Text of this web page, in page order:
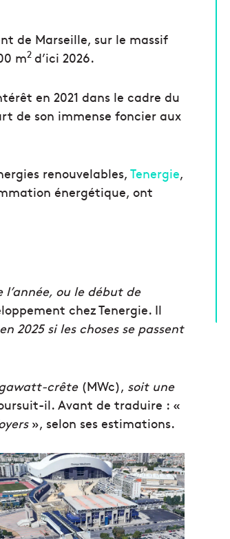
de Marseille, sur le massif
m2 d’ici 2026.
en 2021 dans le cadre du
de son immense foncier aux
renouvelables, Tenergie,
énergétique, ont
ou le début de
chez Tenergie. Il
2025 si les choses se passent
crête(MWc), soit une
il. Avant de traduire : «
», selon ses estimations.